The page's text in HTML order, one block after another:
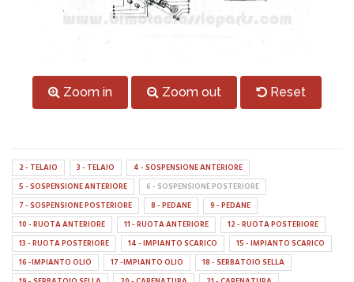
Zoom in Zoom out Reset
2 - TELAIO 3 - TELAIO
4 - SOSPENSIONE ANTERIORE
5 - SOSPENSIONE ANTERIORE
6 - SOSPENSIONE POSTERIORE
7 - SOSPENSIONE POSTERIORE
8 - PEDANE
9 - PEDANE
10 - RUOTA ANTERIORE
11 - RUOTA ANTERIORE
12 - RUOTA POSTERIORE
13 - RUOTA POSTERIORE
14 - IMPIANTO SCARICO
15 - IMPIANTO SCARICO
16 -IMPIANTO OLIO
17 -IMPIANTO OLIO
18 - SERBATOIO SELLA